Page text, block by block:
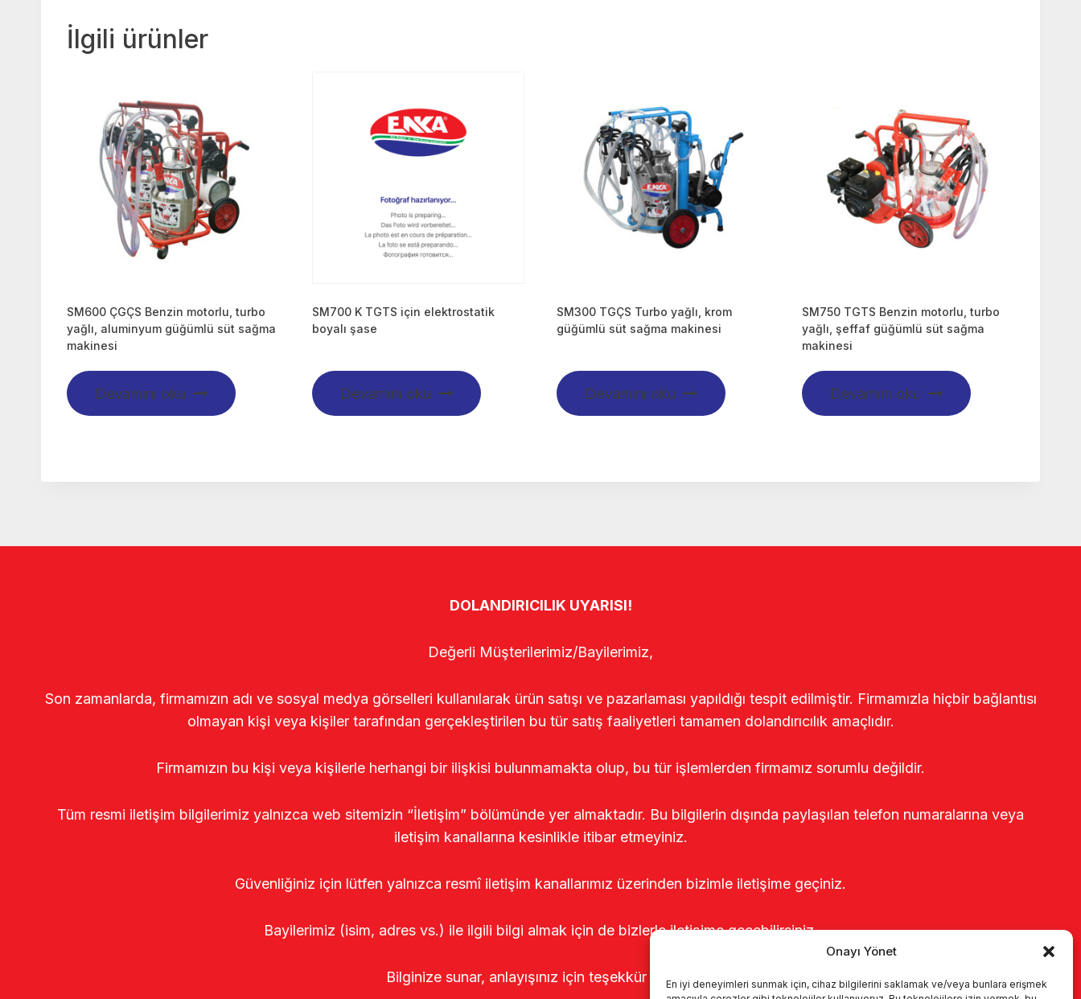
Onayı Yönet
En iyi deneyimleri sunmak için, cihaz bilgilerini saklamak ve/veya bunlara erişmek
İlgili ürünler
SM600 ÇGÇS Benzin motorlu, turbo
yağlı, aluminyum güğümlü süt sağma
makinesi
Devamını oku
SM700 K TGTS için elektrostatik
boyalı şase
Devamını oku
SM300 TGÇS Turbo yağlı, krom
güğümlü süt sağma makinesi
Devamını oku
SM750 TGTS Benzin motorlu, turbo
yağlı, şeffaf güğümlü süt sağma
makinesi
Devamını oku
DOLANDIRICILIK UYARISI!
Değerli Müşterilerimiz/Bayilerimiz,
Son zamanlarda, firmamızın adı ve sosyal medya görselleri kullanılarak ürün satışı ve pazarlaması yapıldığı tespit edilmiştir. Firmamızla hiçbir bağlantısı
olmayan kişi veya kişiler tarafından gerçekleştirilen bu tür satış faaliyetleri tamamen dolandırıcılık amaçlıdır.
Firmamızın bu kişi veya kişilerle herhangi bir ilişkisi bulunmamakta olup, bu tür işlemlerden firmamız sorumlu değildir.
Tüm resmi iletişim bilgilerimiz yalnızca web sitemizin “İletişim” bölümünde yer almaktadır. Bu bilgilerin dışında paylaşılan telefon numaralarına veya
iletişim kanallarına kesinlikle itibar etmeyiniz.
Güvenliğiniz için lütfen yalnızca resmî iletişim kanallarımız üzerinden bizimle iletişime geçiniz.
Bayilerimiz (isim, adres vs.) ile ilgili bilgi almak için de bizlerle iletişime geçebilirsiniz.
Bilginize sunar, anlayışınız için teşekkür ederiz.